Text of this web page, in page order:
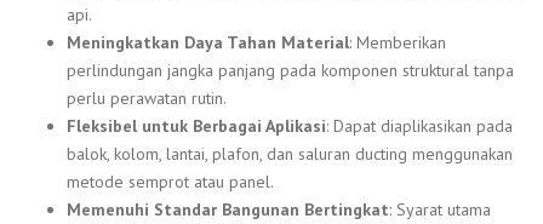
api.
Meningkatkan Daya Tahan Material: Memberikan
perlindungan jangka panjang pada komponen struktural tanpa
perlu perawatan rutin.
Fleksibel untuk Berbagai Aplikasi: Dapat diaplikasikan pada
balok, kolom, lantai, plafon, dan saluran ducting menggunakan
metode semprot atau panel.
Memenuhi Standar Bangunan Bertingkat: Syarat utama